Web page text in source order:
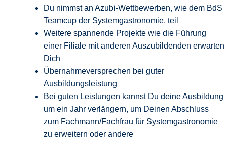
Du nimmst an Azubi-Wettbewerben, wie dem BdS
Teamcup der Systemgastronomie, teil
Weitere spannende Projekte wie die Führung
einer Filiale mit anderen Auszubildenden erwarten
Dich
Übernahmeversprechen bei guter
Ausbildungsleistung
Bei guten Leistungen kannst Du deine Ausbildung
um ein Jahr verlängern, um Deinen Abschluss
zum Fachmann/Fachfrau für Systemgastronomie
zu erweitern oder andere